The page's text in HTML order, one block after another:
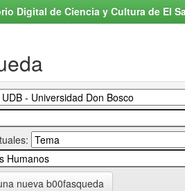
Digital de Ciencia y Cultura de El
nueva b00fasqueda